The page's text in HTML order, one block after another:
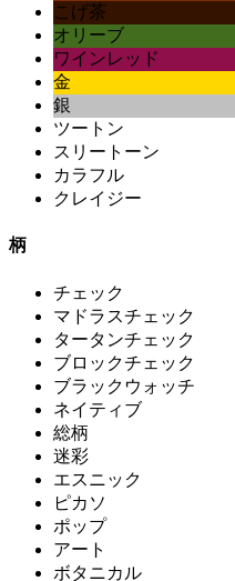
こげ茶
オリーブ
ワインレッド
金
銀
ツートン
スリートーン
カラフル
クレイジー
柄
チェック
マドラスチェック
タータンチェック
ブロックチェック
ブラックウォッチ
ネイティブ
総柄
迷彩
エスニック
ピカソ
ポップ
アート
ボタニカル